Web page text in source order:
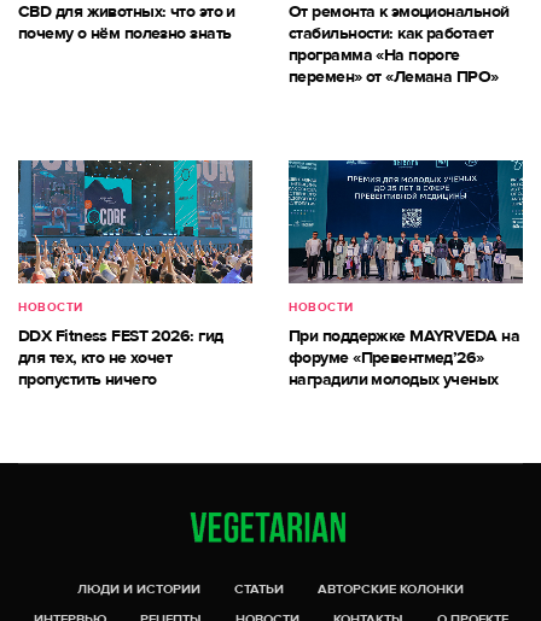
CBD для животных: что это и
почему о нём полезно знать
От ремонта к эмоциональной
стабильности: как работает
программа «На пороге
перемен» от «Лемана ПРО»
НОВОСТИ
DDX Fitness FEST 2026: гид
для тех, кто не хочет
пропустить ничего
НОВОСТИ
При поддержке MAYRVEDA на
форуме «Превентмед’26»
наградили молодых ученых
ЛЮДИ И ИСТОРИИ СТАТЬИ
АВТОРСКИЕ КОЛОНКИ